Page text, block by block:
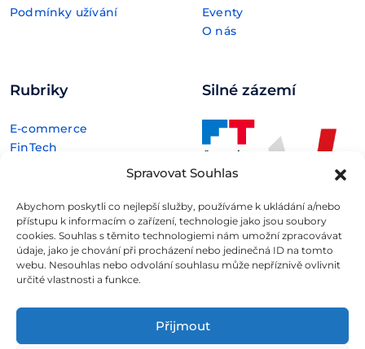
Spravovat Souhlas
Abychom poskytli co nejlepší služby, používáme k ukládání a/nebo
přístupu k informacím o zařízení, technologie jako jsou soubory
cookies. Souhlas s těmito technologiemi nám umožní zpracovávat
údaje, jako je chování při procházení nebo jedinečná ID na tomto
webu. Nesouhlas nebo odvolání souhlasu může nepříznivě ovlivnit
určité vlastnosti a funkce.
Přijmout
Podmínky užívání
Eventy
O nás
Rubriky
E-commerce
FinTech
Technologie
Silné zázemí
602 00 Brno